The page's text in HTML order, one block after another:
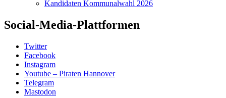
Kandidaten Kommunalwahl 2026
Social-Media-Plattformen
Twitter
Facebook
Instagram
Youtube – Piraten Hannover
Telegram
Mastodon